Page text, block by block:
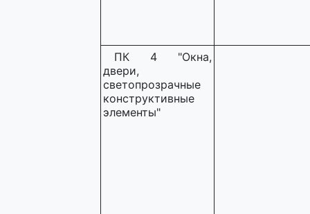
ПК 4 "Окна,
двери,
светопрозрачные
конструктивные
элементы"